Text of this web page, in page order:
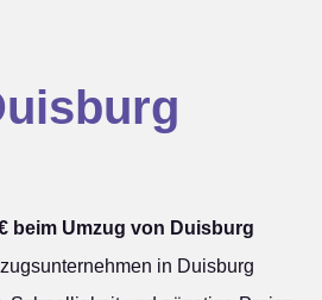
beim Umzug von Duisburg
in Duisburg